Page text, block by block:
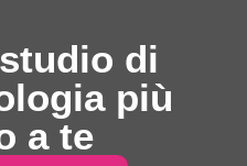
di
più
a te